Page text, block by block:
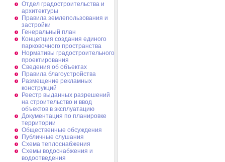
Отдел градостроительства и
архитектуры
Правила землепользования и
застройки
Генеральный план
Концепция создания единого
парковочного пространства
Нормативы градостроительного
проектирования
Сведения об объектах
Правила благоустройства
Размещение рекламных
конструкций
Реестр выданных разрешений
на строительство и ввод
объектов в эксплуатацию
Документация по планировке
территории
Общественные обсуждения
Публичные слушания
Схема теплоснабжения
Схемы водоснабжения и
водоотведения